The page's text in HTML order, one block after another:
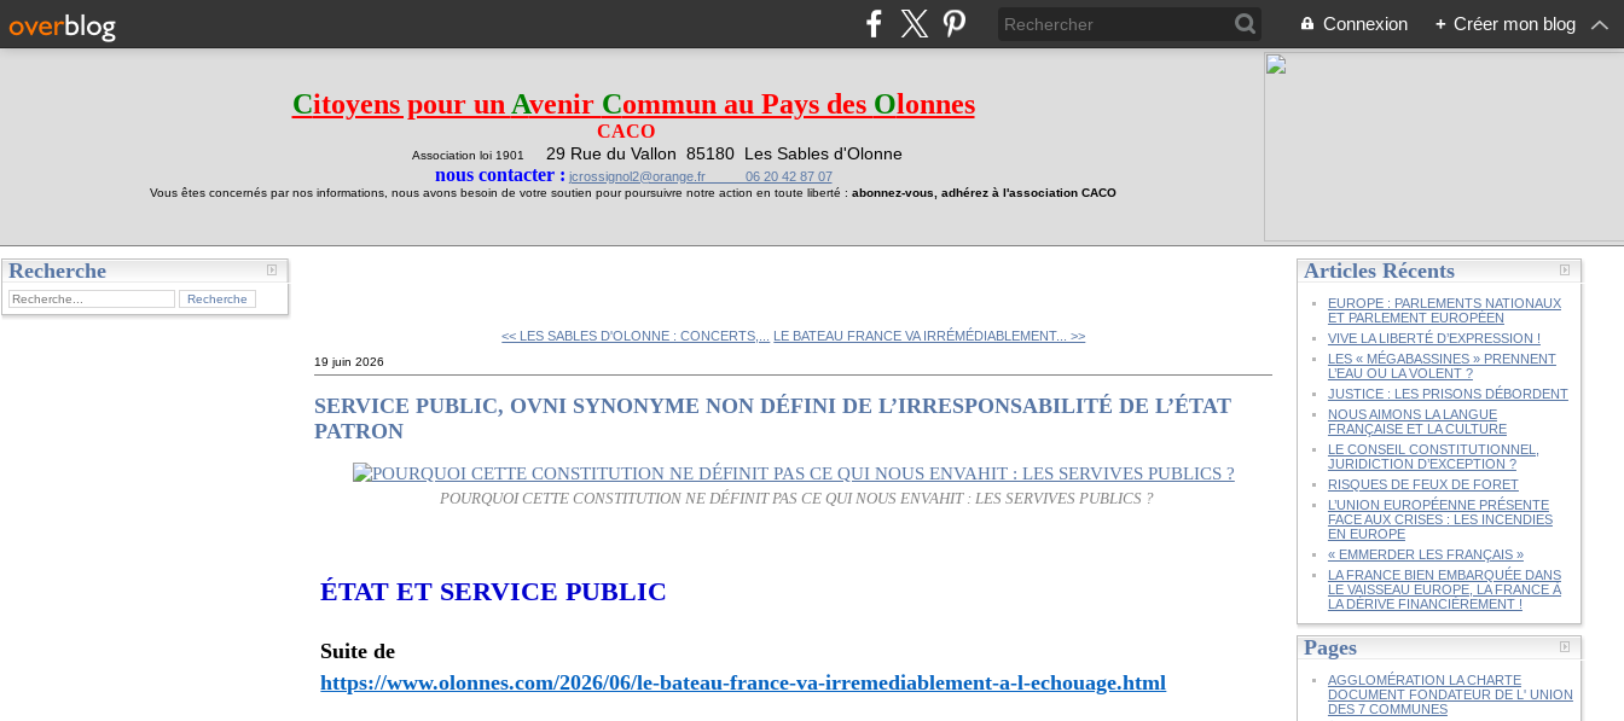
Connexion + Créer mon blog
Citoyens pour un Avenir Commun au Pays des Olonnes
CACO
Association loi 1901 29 Rue du Vallon 85180 Les Sables d'Olonne
nous contacter : jcrossignol2@orange.fr 06 20 42 87 07
Vous êtes concernés par nos informations, nous avons besoin de votre soutien pour poursuivre notre action en toute liberté : abonnez-vous, adhérez à l'association CACO
Recherche
<< LES SABLES D'OLONNE : CONCERTS,... LE BATEAU FRANCE VA IRRÉMÉDIABLEMENT... >>
19 juin 2026
SERVICE PUBLIC, OVNI SYNONYME NON DÉFINI DE L’IRRESPONSABILITÉ DE L’ÉTAT
PATRON
POURQUOI CETTE CONSTITUTION NE DÉFINIT PAS CE QUI NOUS ENVAHIT : LES SERVIVES PUBLICS ?
ÉTAT ET SERVICE PUBLIC
Suite de
https://www.olonnes.com/2026/06/le-bateau-france-va-irremediablement-a-l-echouage.html
Articles Récents
EUROPE : PARLEMENTS NATIONAUX
ET PARLEMENT EUROPÉEN
VIVE LA LIBERTÉ D’EXPRESSION !
LES « MÉGABASSINES » PRENNENT
L’EAU OU LA VOLENT ?
JUSTICE : LES PRISONS DÉBORDENT
NOUS AIMONS LA LANGUE
FRANÇAISE ET LA CULTURE
LE CONSEIL CONSTITUTIONNEL,
JURIDICTION D’EXCEPTION ?
RISQUES DE FEUX DE FORET
L’UNION EUROPÉENNE PRÉSENTE
FACE AUX CRISES : LES INCENDIES
EN EUROPE
« EMMERDER LES FRANÇAIS »
LA FRANCE BIEN EMBARQUÉE DANS
LE VAISSEAU EUROPE, LA FRANCE À
LA DÉRIVE FINANCIÈREMENT !
Pages
AGGLOMÉRATION LA CHARTE
DOCUMENT FONDATEUR DE L' UNION
DES 7 COMMUNES